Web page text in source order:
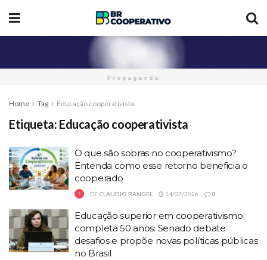
Propaganda
Home Tag Educação cooperativista
Etiqueta: Educação cooperativista
O que são sobras no cooperativismo?
Entenda como esse retorno beneficia o
cooperado
DE CLAUDIO RANGEL 14/07/2026 0
Educação superior em cooperativismo
completa 50 anos: Senado debate
desafios e propõe novas políticas públicas
no Brasil